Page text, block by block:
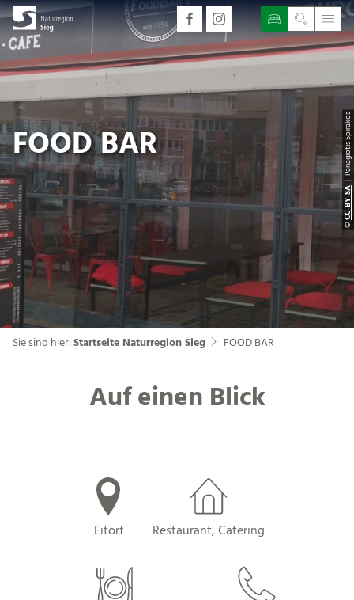
©
CC-BY-SA
| Panagiotis Spirakos
FOOD BAR
Sie sind hier:Startseite Naturregion Sieg FOOD BAR
Auf einen Blick
Eitorf Restaurant, Catering